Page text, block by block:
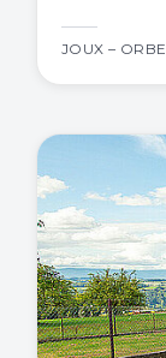
JOUX – ORBE